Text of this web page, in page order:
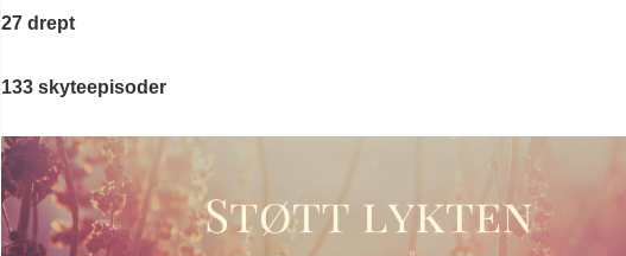
27 drept
133 skyteepisoder